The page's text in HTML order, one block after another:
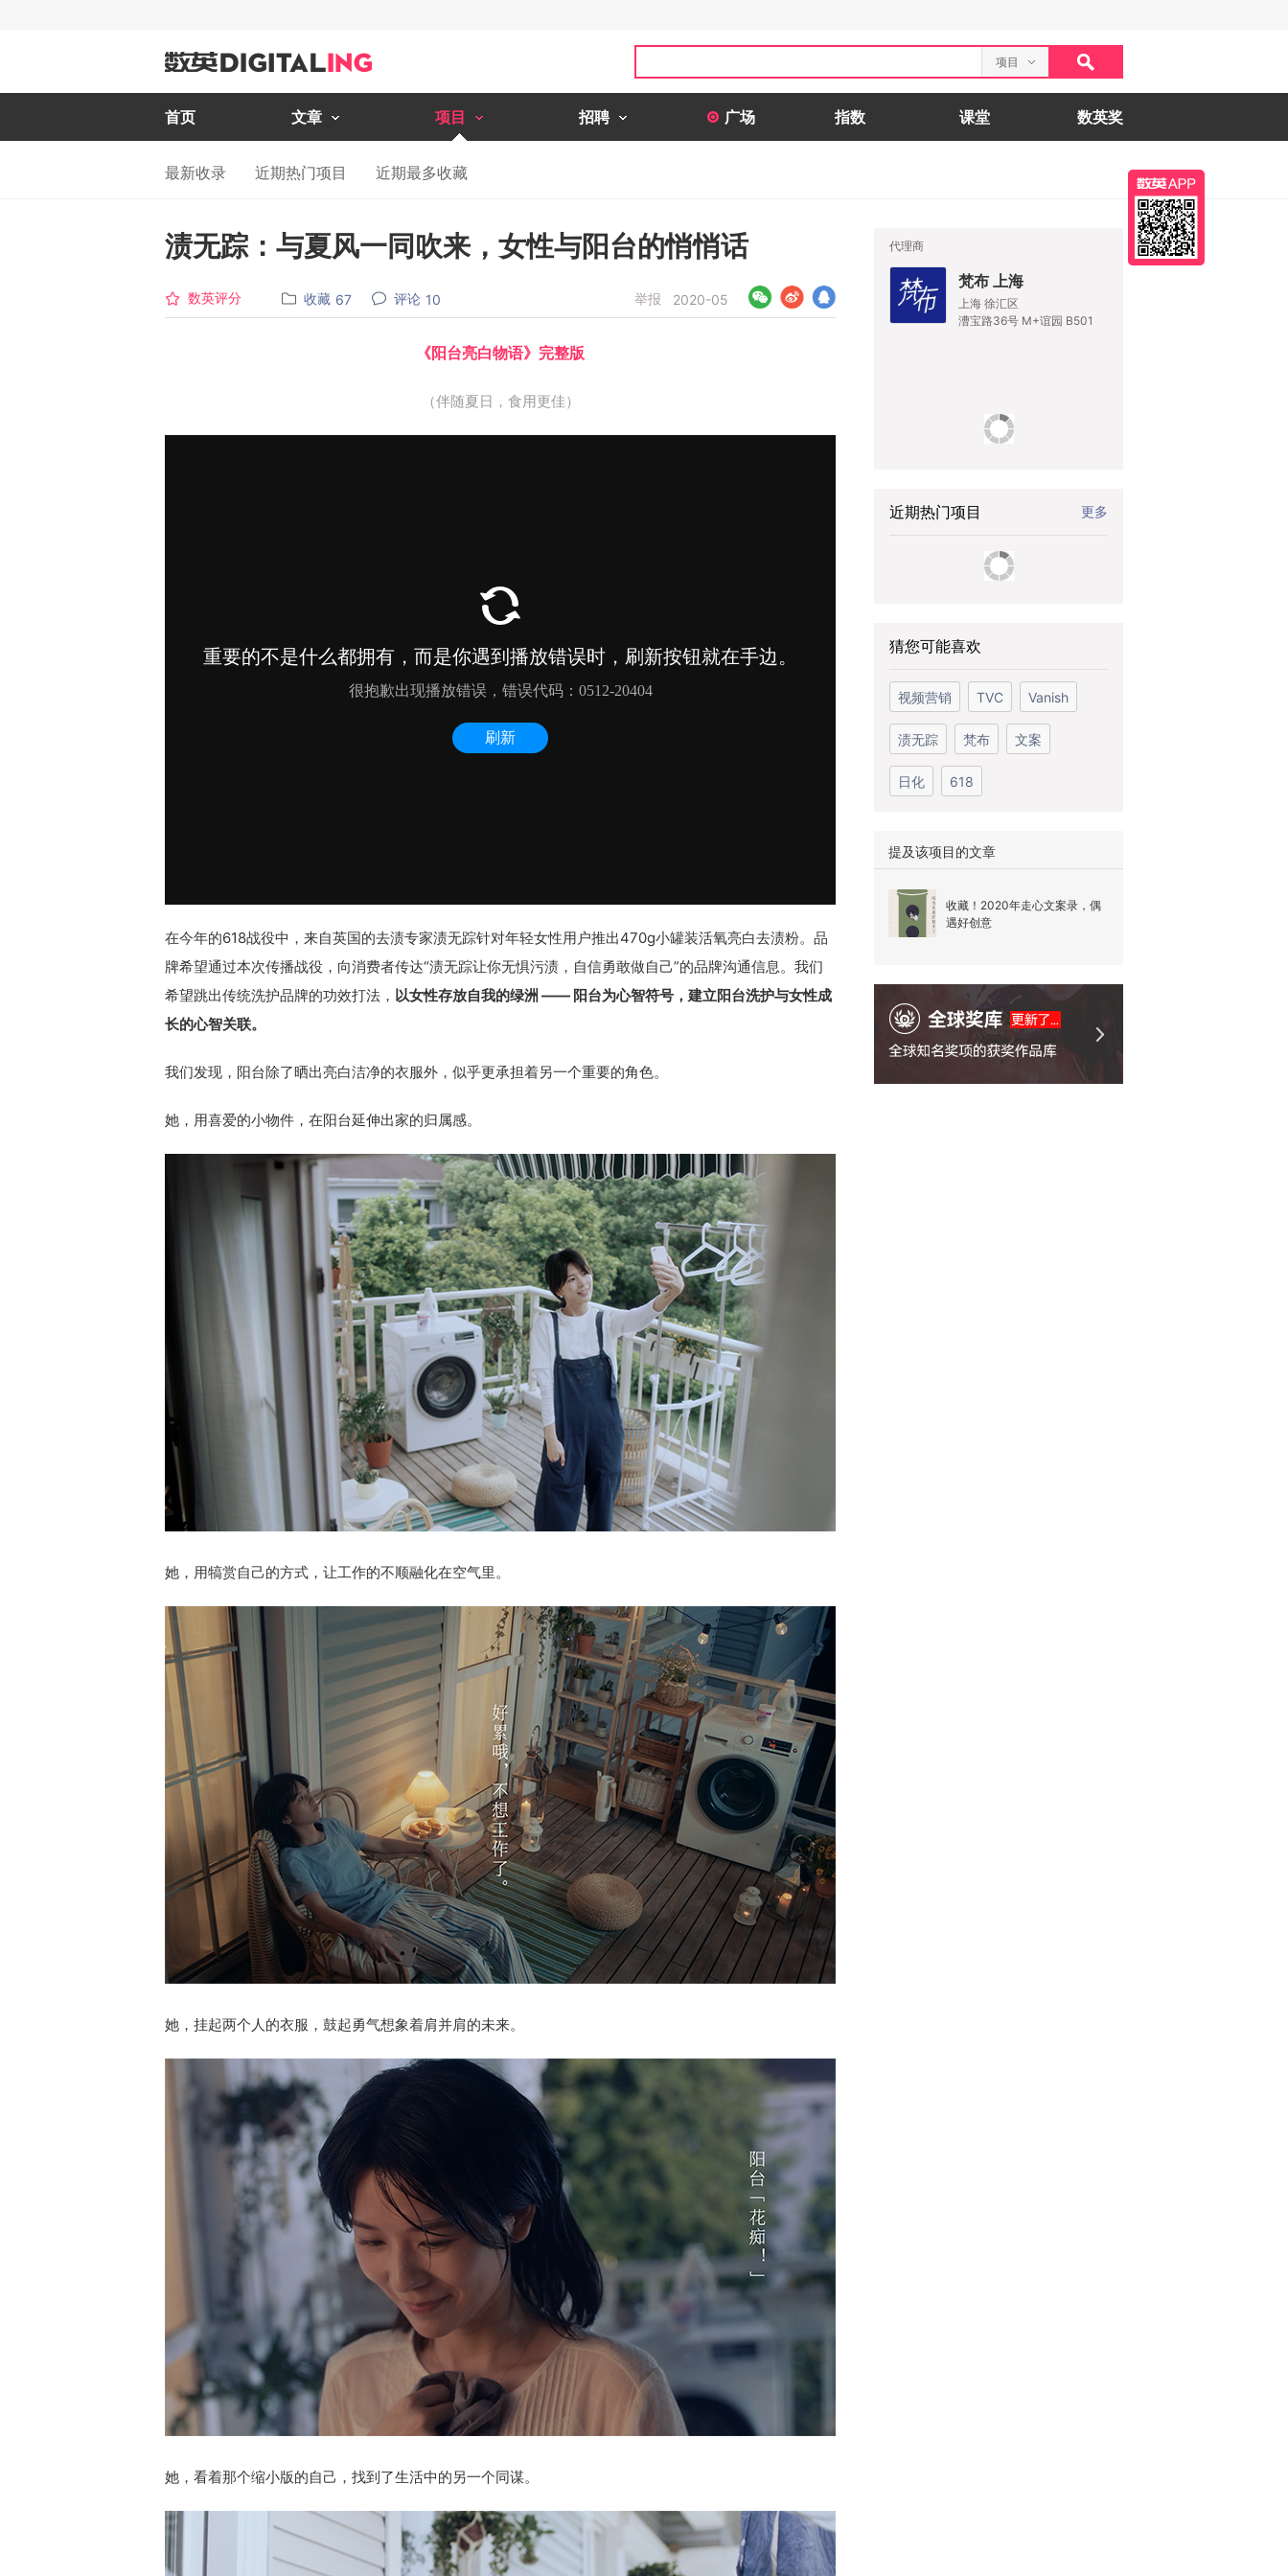
项目
首页 文章 项目 招聘 广场 指数 课堂 数英奖
最新收录 近期热门项目 近期最多收藏
渍无踪：与夏风一同吹来，女性与阳台的悄悄话
数英评分 收藏 67 评论 10 举报 2020-05
《阳台亮白物语》完整版
（伴随夏日，食用更佳）
在今年的618战役中，来自英国的去渍专家渍无踪针对年轻女性用户推出470g小罐装活氧亮白去渍粉。品
牌希望通过本次传播战役，向消费者传达“渍无踪让你无惧污渍，自信勇敢做自己”的品牌沟通信息。我们
希望跳出传统洗护品牌的功效打法， 以女性存放自我的绿洲 —— 阳台为心智符号，建立阳台洗护与女性成
长的心智关联。
我们发现，阳台除了晒出亮白洁净的衣服外，似乎更承担着另一个重要的角色。
她，用喜爱的小物件，在阳台延伸出家的归属感。
她，用犒赏自己的方式，让工作的不顺融化在空气里。
她，挂起两个人的衣服，鼓起勇气想象着肩并肩的未来。
她，看着那个缩小版的自己，找到了生活中的另一个同谋。
代理商
梵布 上海
上海 徐汇区
漕宝路36号 M+谊园 B501
近期热门项目 更多
猜您可能喜欢
视频营销 TVC Vanish
渍无踪 梵布 文案
日化 618
提及该项目的文章
收藏！2020年走心文案录，偶
遇好创意